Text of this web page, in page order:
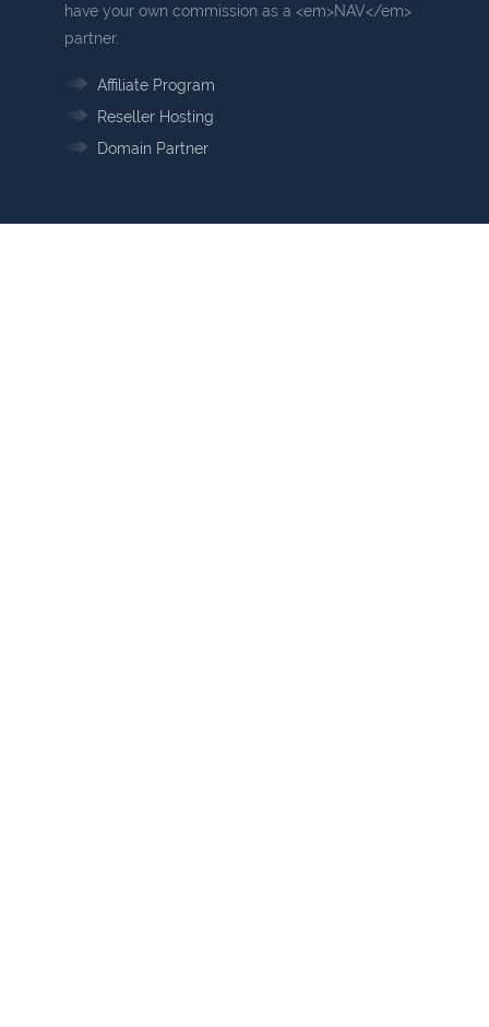
have your own commission as a <em>NAV</em>
partner.
Affiliate Program
Reseller Hosting
Domain Partner